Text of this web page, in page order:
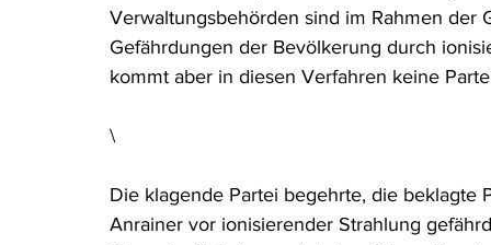
Verwaltungsbehörden sind im Rahmen
Gefährdungen der Bevölkerung durch
kommt aber in diesen Verfahren keine
\
Die klagende Partei begehrte, die
Anrainer vor ionisierender Strahlung